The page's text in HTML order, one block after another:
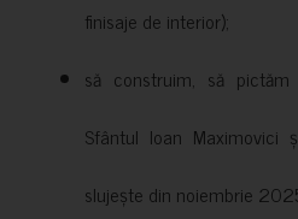
finisaje de interior);
să construim, să
Sfântul Ioan Maximovici
slujește din noiembrie